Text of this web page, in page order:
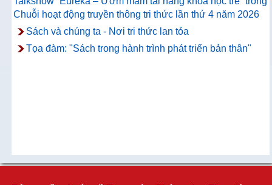
Chuỗi hoạt động truyền thông tri thức lần thứ 4 năm 2026
Sách và chúng ta - Nơi tri thức lan tỏa
Tọa đàm: "Sách trong hành trình phát triển bản thân"